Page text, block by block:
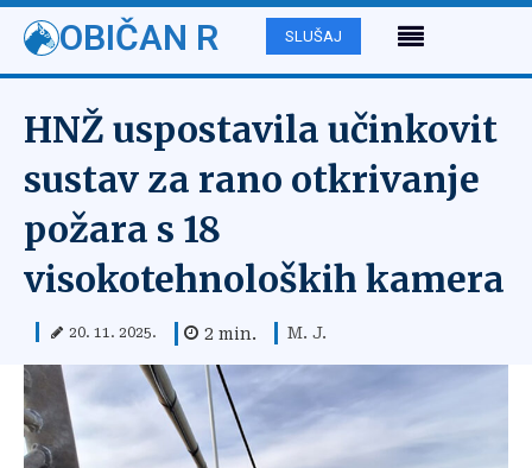
OBIČAN R SLUŠAJ
HNŽ uspostavila učinkovit
sustav za rano otkrivanje
požara s 18
visokotehnoloških kamera
20. 11. 2025. 2 min. M. J.